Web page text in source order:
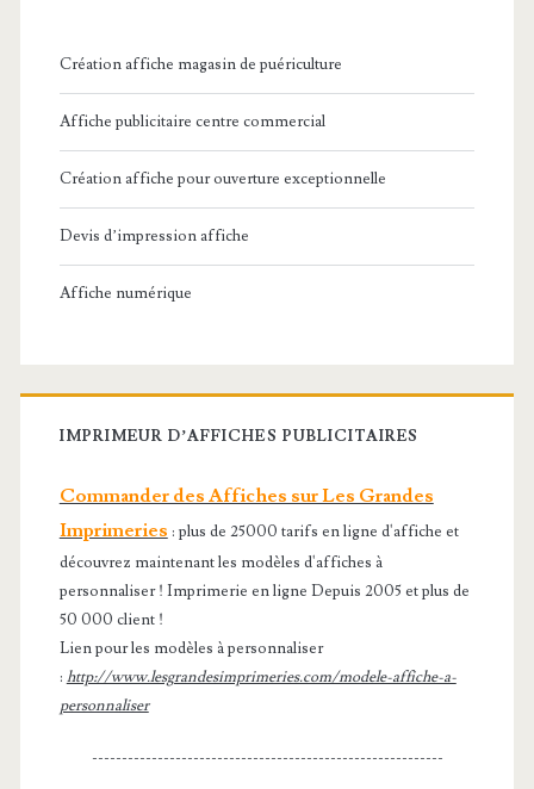
Création affiche magasin de puériculture
Affiche publicitaire centre commercial
Création affiche pour ouverture exceptionnelle
Devis d’impression affiche
Affiche numérique
IMPRIMEUR D’AFFICHES PUBLICITAIRES
Commander des Affiches sur Les Grandes
Imprimeries : plus de 25000 tarifs en ligne d'affiche et
découvrez maintenant les modèles d'affiches à
personnaliser ! Imprimerie en ligne Depuis 2005 et plus de
50 000 client !
Lien pour les modèles à personnaliser
: http://www.lesgrandesimprimeries.com/modele-affiche-a-
personnaliser
-----------------------------------------------------------